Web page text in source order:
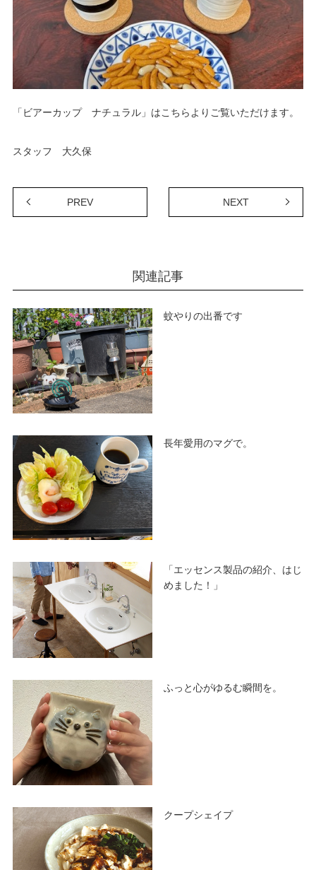
「ビアーカップ ナチュラル」 はこちらよりご覧いただけます。
スタッフ 大久保
PREV NEXT
関連記事
蚊やりの出番です
長年愛用のマグで。
「エッセンス製品の紹介、はじ
めました！」
ふっと心がゆるむ瞬間を。
クープシェイプ